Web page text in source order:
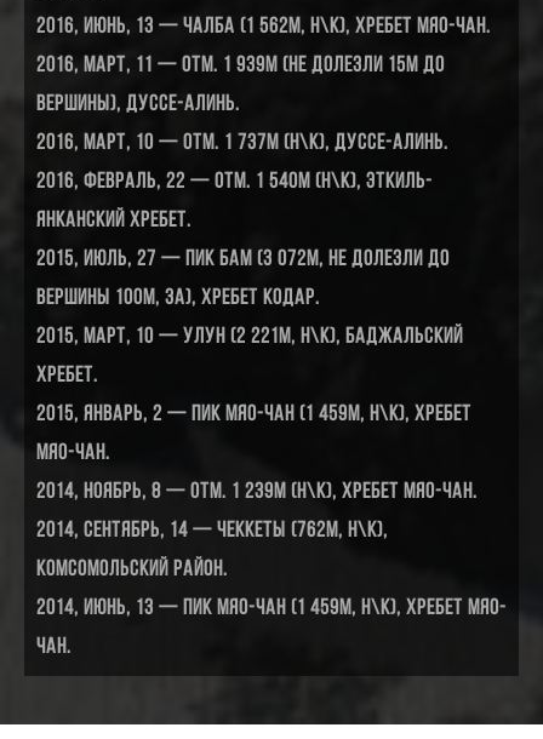
2016, июнь, 13 — Чалба (1 562м, н\к), хребет Мяо-Чан.
2016, март, 11 — отм. 1 939м (не долезли 15м до
вершины), Дуссе-Алинь.
2016, март, 10 — отм. 1 737м (н\к), Дуссе-Алинь.
2016, февраль, 22 — отм. 1 540м (н\к), Эткиль-
Янканский хребет.
2015, июль, 27 — пик БАМ (3 072м, не долезли до
вершины 100м, 3А), хребет Кодар.
2015, март, 10 — Улун (2 221м, н\к), Баджальский
хребет.
2015, январь, 2 — пик Мяо-Чан (1 459м, н\к), хребет
Мяо-Чан.
2014, ноябрь, 8 — отм. 1 239м (н\к), хребет Мяо-Чан.
2014, сентябрь, 14 — Чеккеты (762м, н\к),
Комсомольский район.
2014, июнь, 13 — пик Мяо-Чан (1 459м, н\к), хребет Мяо-
Чан.